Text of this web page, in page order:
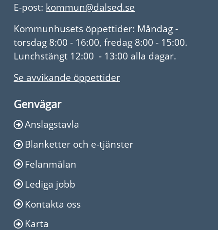
E-post: kommun@dalsed.se
Kommunhusets öppettider: Måndag -
torsdag 8:00 - 16:00, fredag 8:00 - 15:00.
Lunchstängt 12:00 - 13:00 alla dagar.
Se avvikande öppettider
Genvägar
Anslagstavla
Blanketter och e-tjänster
Felanmälan
Lediga jobb
Kontakta oss
Karta